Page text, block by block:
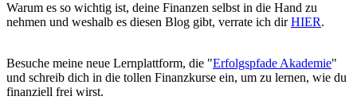
Warum es so wichtig ist, deine Finanzen selbst in die Hand zu
nehmen und weshalb es diesen Blog gibt, verrate ich dirHIER.
Besuche meine neue Lernplattform, die "Erfolgspfade Akademie"
und schreib dich in die tollen Finanzkurse ein, um zu lernen, wie du
finanziell frei wirst.